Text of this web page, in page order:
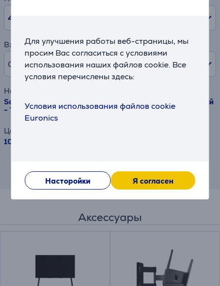
Для улучшения работы веб-страницы, мы
просим Вас согласиться с условиями
использования наших файлов cookie. Все
условия перечислены здесь:
Условия использования файлов cookie
Euronics
Насторойки Я согласен
48
Взнос
0% /0 €
Наименование товара
Samsung The Frame (2026), 55'', 4K UHD, QLED, черный
- Телевизор
Цена
1039 €
условий.
Аксессуары